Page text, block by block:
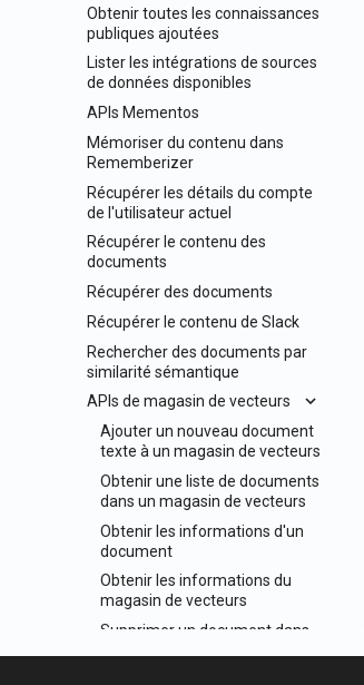
Obtenir toutes les connaissances
publiques ajoutées
Lister les intégrations de sources
de données disponibles
APIs Mementos
Mémoriser du contenu dans
Rememberizer
Récupérer les détails du compte
de l'utilisateur actuel
Récupérer le contenu des
documents
Récupérer des documents
Récupérer le contenu de Slack
Rechercher des documents par
similarité sémantique
APIs de magasin de vecteurs
Ajouter un nouveau document
texte à un magasin de vecteurs
Obtenir une liste de documents
dans un magasin de vecteurs
Obtenir les informations d'un
document
Obtenir les informations du
magasin de vecteurs
Supprimer un document dans